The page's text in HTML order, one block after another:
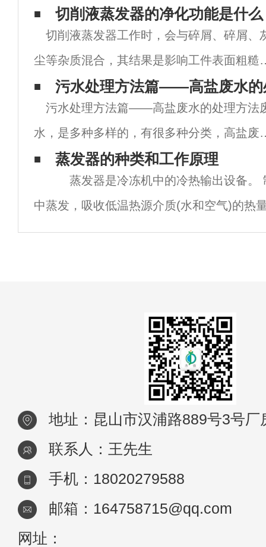
切削液蒸发器的净化功能是什
切削液蒸发器工作时，会与碎屑、碎屑、
尘等杂质混合，其结果是影响工件表面粗糙
度，缩短工具和砂轮的使用时间。切削液净
器可去除切削液中的颗粒杂质和杂油，延长
削液的使用时间，使工件精度高，表面光滑
减少
污水处理方法篇——高盐废水的
污水处理方法篇——高盐废水的处理方法
水，是多种多样的，有很多种分类，高盐废
就是其中之一，针对这种废水，我们的处理
法也不止一种，每种都有每种的特点，根据
同的情况下，我们可以选择不同的高盐废水
理
蒸发器的种类和工作原理
蒸发器是冷冻机中的冷热输出设备。
中蒸发，吸收低温热源介质(水和空气)的热
冷的目的。 蒸发器根据其冷却介质分为
地址：昆山市汉浦路889号3号厂
联系人：王先生
手机：18020279588
邮箱：164758715@qq.com
网址：